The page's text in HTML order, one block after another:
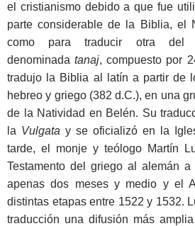
el cristianismo debido a que fue
parte considerable de la Biblia, el
como para traducir otra del
denominadatanaj, compuesto por
tradujo la Biblia al latín a partir de
hebreo y griego (382 d.C.), en una
de la Natividad en Belén. Su
la Vulgata y se oficializó en la
tarde, el monje y teólogo Martín
Testamento del griego al alemán
apenas dos meses y medio y el
distintas etapas entre 1522 y 1532.
traducción una difusión más